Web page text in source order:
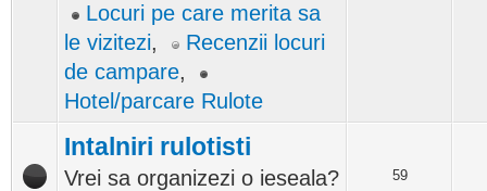
Locuri pe care merita sa
le vizitezi,
Recenzii locuri
de campare,
Hotel/parcare Rulote
Intalniri rulotisti
Vrei sa organizezi o ieseala?
59